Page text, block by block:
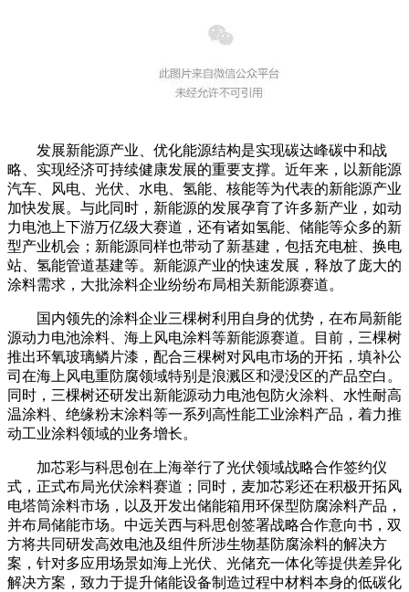
发展新能源产业、优化能源结构是实现碳达峰碳中和战
略、实现经济可持续健康发展的重要支撑。近年来，以新能源
汽车、风电、光伏、水电、氢能、核能等为代表的新能源产业
加快发展。与此同时，新能源的发展孕育了许多新产业，如动
力电池上下游万亿级大赛道，还有诸如氢能、储能等众多的新
型产业机会；新能源同样也带动了新基建，包括充电桩、换电
站、氢能管道基建等。新能源产业的快速发展，释放了庞大的
涂料需求，大批涂料企业纷纷布局相关新能源赛道。
国内领先的涂料企业三棵树利用自身的优势，在布局新能
源动力电池涂料、海上风电涂料等新能源赛道。目前，三棵树
推出环氧玻璃鳞片漆，配合三棵树对风电市场的开拓，填补公
司在海上风电重防腐领域特别是浪溅区和浸没区的产品空白。
同时，三棵树还研发出新能源动力电池包防火涂料、水性耐高
温涂料、绝缘粉末涂料等一系列高性能工业涂料产品，着力推
动工业涂料领域的业务增长。
加芯彩与科思创在上海举行了光伏领域战略合作签约仪
式，正式布局光伏涂料赛道；同时，麦加芯彩还在积极开拓风
电塔筒涂料市场，以及开发出储能箱用环保型防腐涂料产品，
并布局储能市场。中远关西与科思创签署战略合作意向书，双
方将共同研发高效电池及组件所涉生物基防腐涂料的解决方
案，针对多应用场景如海上光伏、光储充一体化等提供差异化
解决方案，致力于提升储能设备制造过程中材料本身的低碳化